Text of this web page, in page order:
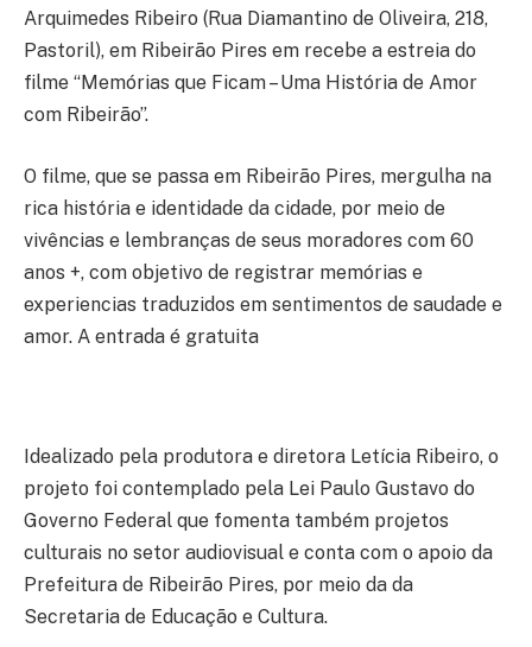
Arquimedes Ribeiro (Rua Diamantino de Oliveira, 218,
Pastoril), em Ribeirão Pires em recebe a estreia do
filme “Memórias que Ficam – Uma História de Amor
com Ribeirão”.
O filme, que se passa em Ribeirão Pires, mergulha na
rica história e identidade da cidade, por meio de
vivências e lembranças de seus moradores com 60
anos +, com objetivo de registrar memórias e
experiencias traduzidos em sentimentos de saudade e
amor. A entrada é gratuita
Idealizado pela produtora e diretora Letícia Ribeiro, o
projeto foi contemplado pela Lei Paulo Gustavo do
Governo Federal que fomenta também projetos
culturais no setor audiovisual e conta com o apoio da
Prefeitura de Ribeirão Pires, por meio da da
Secretaria de Educação e Cultura.